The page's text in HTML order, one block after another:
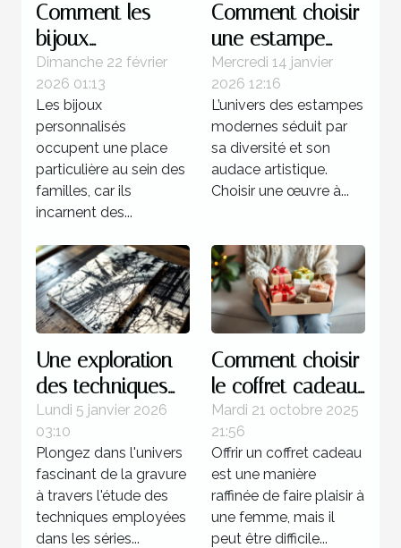
Comment les
bijoux
personnalisés
renforcent les
liens familiaux ?
Dimanche 22 février
2026 01:13
Les bijoux
personnalisés
occupent une place
particulière au sein des
familles, car ils
incarnent des...
Comment choisir
une estampe
moderne pour
votre collection ?
Mercredi 14 janvier
2026 12:16
L’univers des estampes
modernes séduit par
sa diversité et son
audace artistique.
Choisir une œuvre à...
Une exploration
des techniques
de gravure
utilisées dans les
séries célèbres de
Picasso
Lundi 5 janvier 2026
03:10
Plongez dans l'univers
fascinant de la gravure
à travers l'étude des
techniques employées
dans les séries...
Comment choisir
le coffret cadeau
idéal pour
chaque type de
femme ?
Mardi 21 octobre 2025
21:56
Offrir un coffret cadeau
est une manière
raffinée de faire plaisir à
une femme, mais il
peut être difficile...